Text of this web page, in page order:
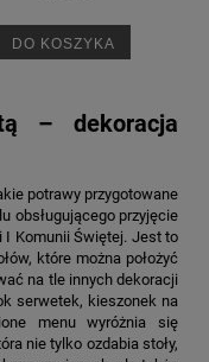
DO KOSZYKA
– dekoracja
potrawy przygotowane
obsługującego przyjęcie
I Komunii Świętej. Jest to
które można położyć
na tle innych dekoracji
serwetek, kieszonek na
menu wyróżnia się
nie tylko ozdabia stoły,